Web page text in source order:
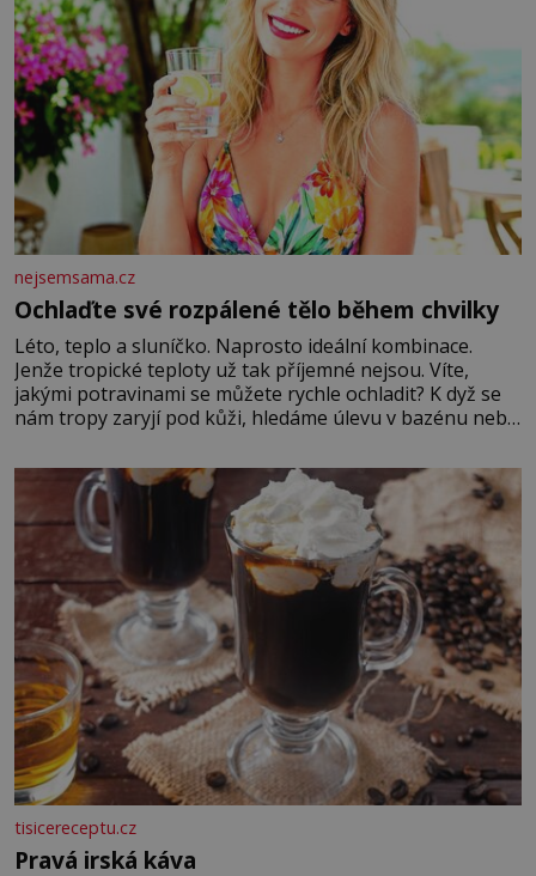
nejsemsama.cz
Ochlaďte své rozpálené tělo během chvilky
Léto, teplo a sluníčko. Naprosto ideální kombinace.
Jenže tropické teploty už tak příjemné nejsou. Víte,
jakými potravinami se můžete rychle ochladit? K dyž se
nám tropy zaryjí pod kůži, hledáme úlevu v bazénu nebo
blízkosti. Nemusíte však zoufat. Pokud budete mít
promyšlený jídelníček, žadné pařáky si na vás
tisicereceptu.cz
Pravá irská káva